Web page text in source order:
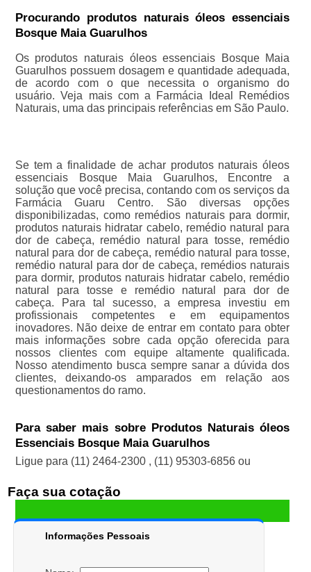
Procurando produtos naturais óleos essenciais
Bosque Maia Guarulhos
Os produtos naturais óleos essenciais Bosque Maia
Guarulhos possuem dosagem e quantidade adequada,
de acordo com o que necessita o organismo do
usuário. Veja mais com a Farmácia Ideal Remédios
Naturais, uma das principais referências em São Paulo.
Se tem a finalidade de achar produtos naturais óleos
essenciais Bosque Maia Guarulhos, Encontre a
solução que você precisa, contando com os serviços da
Farmácia Guaru Centro. São diversas opções
disponibilizadas, como remédios naturais para dormir,
produtos naturais hidratar cabelo, remédio natural para
dor de cabeça, remédio natural para tosse, remédio
natural para dor de cabeça, remédio natural para tosse,
remédio natural para dor de cabeça, remédios naturais
para dormir, produtos naturais hidratar cabelo, remédio
natural para tosse e remédio natural para dor de
cabeça. Para tal sucesso, a empresa investiu em
profissionais competentes e em equipamentos
inovadores. Não deixe de entrar em contato para obter
mais informações sobre cada opção oferecida para
nossos clientes com equipe altamente qualificada.
Nosso atendimento busca sempre sanar a dúvida dos
clientes, deixando-os amparados em relação aos
questionamentos do ramo.
Para saber mais sobre Produtos Naturais óleos
Essenciais Bosque Maia Guarulhos
Ligue para (11) 2464-2300 , (11) 95303-6856 ou
Faça sua cotação
Informações Pessoais